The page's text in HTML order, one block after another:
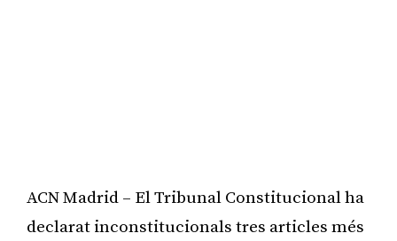
ACN Madrid – El Tribunal Constitucional ha
declarat inconstitucionals tres articles més